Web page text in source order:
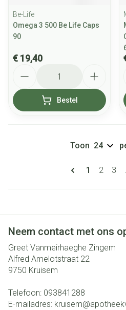
Be-Life
Omega 3 500 Be Life Caps
90
€ 19,40
Bestel
U lees
1 Pagina
2 3
Toon
Neem contact met ons
Greet Vanmeirhaeghe Zingem
Alfred Amelotstraat 22
9750 Kruisem
Telefoon: 093841288
E-mailadres: kruisem@